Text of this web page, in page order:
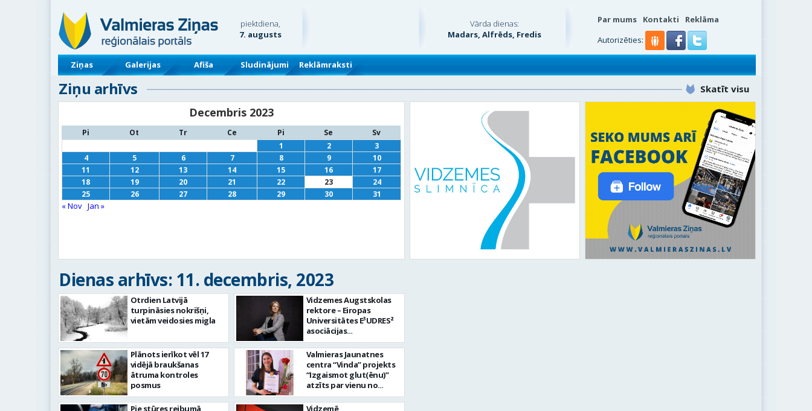
piektdiena,
7. augusts
Vārda dienas:
Madars, Alfrēds, Fredis
Par mums Kontakti
Reklāma
Autorizēties:
Ziņas Galerijas Afiša Sludinājumi Reklāmraksti
Ziņu arhīvs Skatīt visu
Decembris 2023
Pi Ot Tr Ce Pi Se
Sv
1
2
3
4
5 6 7 8 9
10
11
12 13 14 15 16
17
18
19 20 21 22 23
24
25
26 27 28 29 30 31
« Nov Jan »
Dienas arhīvs: 11. decembris, 2023
Otrdien Latvijā
turpināsies nokrišņi,
vietām veidosies migla
Plānots ierīkot vēl 17
vidējā braukšanas
ātruma kontroles
posmus
Pie stūres reibumā
Vidzemes Augstskolas
rektore – Eiropas
Universitātes E³UDRES²
asociācijas
viceprezidente
Valmieras Jaunatnes
centra “Vinda” projekts
“Izgaismot glut(ēnu)”
atzīts par vienu no
labākajiem
Vidzemē